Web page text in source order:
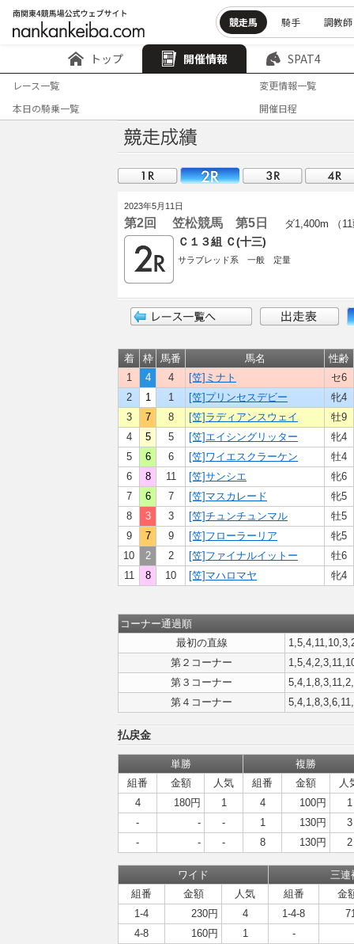
競走馬 騎手 調教師
トップ 開催情報 SPAT4
レース一覧
変更情報一覧
本日の騎乗一覧
開催日程
2023年5月11日
第2回 笠松競馬 第5日 ダ1,400m （
Ｃ１３組 Ｃ(十三)
サラブレッド系 一般 定量
着 枠 馬番 馬名
性齢
1
4 4 [笠]ミナト
セ6
2
1 1 [笠]プリンセスデビー
牝4
3
7 8 [笠]ラディアンスウェイ
牡9
4
5 5 [笠]エイシングリッター
牝4
5
6 6 [笠]ワイエスクラーケン
牡4
6
8 11 [笠]サンシエ
牝6
7
6 7 [笠]マスカレード
牝5
8
3 3 [笠]チュンチュンマル
牡5
9
7 9 [笠]フローラーリア
牝5
10
2 2 [笠]ファイナルイットー
牡6
11
8 10 [笠]マハロマヤ 牝4
コーナー通過順
最初の直線
第２コーナー
第３コーナー
第４コーナー
払戻金
単勝
複勝
組番
金額 人気 組番 金額
人
4
180円 1 4 100円
1
-
- - 1 130円
3
-
- - 8 130円 2
ワイド
三連
組番
金額 人気 組番
金
1-4
230円 4 1-4-8
4-8
160円 1
-